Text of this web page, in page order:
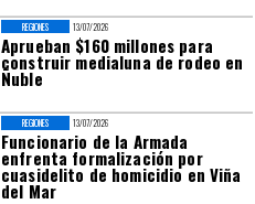
13/07/2026
Aprueban $160 millones para
construir medialuna de rodeo en
Ñuble
REGIONES
13/07/2026
Funcionario de la Armada
enfrenta formalización por
cuasidelito de homicidio en Viña
del Mar
REGIONES